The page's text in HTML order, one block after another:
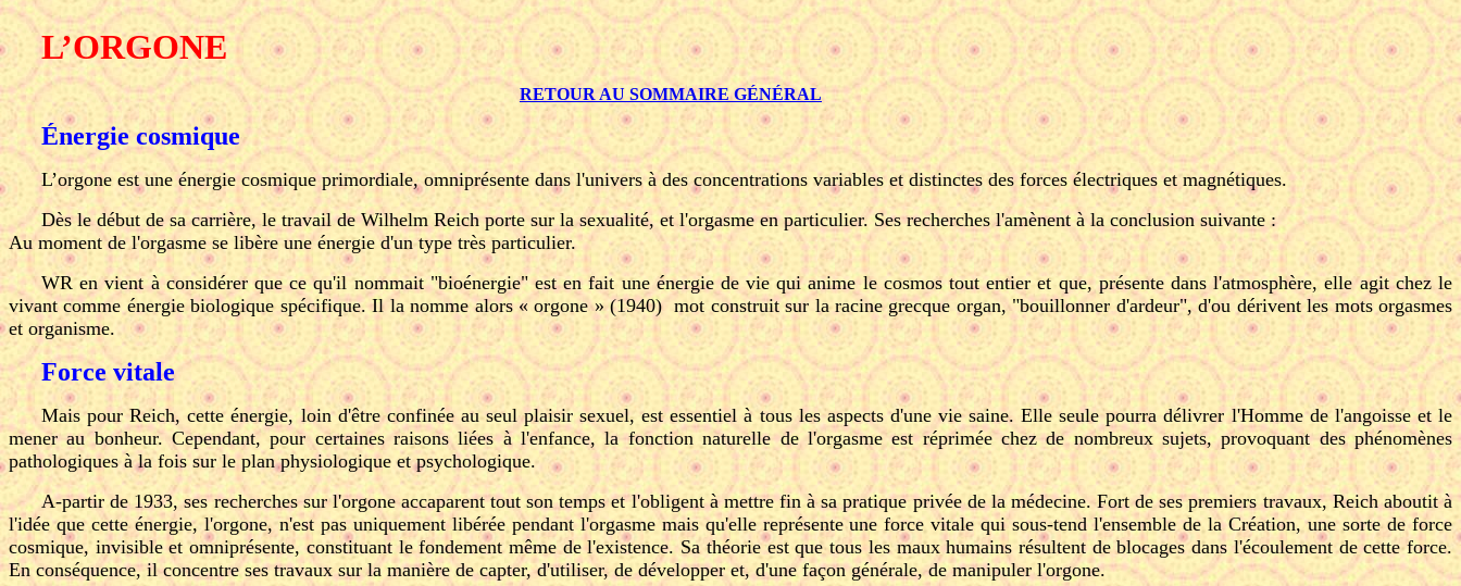
L’ORGONE
RETOUR AU SOMMAIRE GÉNÉRAL
Énergie cosmique
L’orgone est une énergie cosmique primordiale, omniprésente dans l'univers à des concentrations variables et distinctes des forces électriques et magnétiques.
Dès le début de sa carrière, le travail de Wilhelm Reich porte sur la sexualité, et l'orgasme en particulier. Ses recherches l'amènent à la conclusion suivante :
Au moment de l'orgasme se libère une énergie d'un type très particulier.
WR en vient à considérer que ce qu'il nommait "bioénergie" est en fait une énergie de vie qui anime le cosmos tout entier et que, présente dans l'atmosphère, elle agit chez le
vivant comme énergie biologique spécifique. Il la nomme alors « orgone » (1940) mot construit sur la racine grecque organ, "bouillonner d'ardeur", d'ou dérivent les mots orgasmes
et organisme.
Force vitale
Mais pour Reich, cette énergie, loin d'être confinée au seul plaisir sexuel, est essentiel à tous les aspects d'une vie saine. Elle seule pourra délivrer l'Homme de l'angoisse et le
mener au bonheur. Cependant, pour certaines raisons liées à l'enfance, la fonction naturelle de l'orgasme est réprimée chez de nombreux sujets, provoquant des phénomènes
pathologiques à la fois sur le plan physiologique et psychologique.
A-partir de 1933, ses recherches sur l'orgone accaparent tout son temps et l'obligent à mettre fin à sa pratique privée de la médecine. Fort de ses premiers travaux, Reich aboutit à
l'idée que cette énergie, l'orgone, n'est pas uniquement libérée pendant l'orgasme mais qu'elle représente une force vitale qui sous-tend l'ensemble de la Création, une sorte de force
cosmique, invisible et omniprésente, constituant le fondement même de l'existence. Sa théorie est que tous les maux humains résultent de blocages dans l'écoulement de cette force.
En conséquence, il concentre ses travaux sur la manière de capter, d'utiliser, de développer et, d'une façon générale, de manipuler l'orgone.